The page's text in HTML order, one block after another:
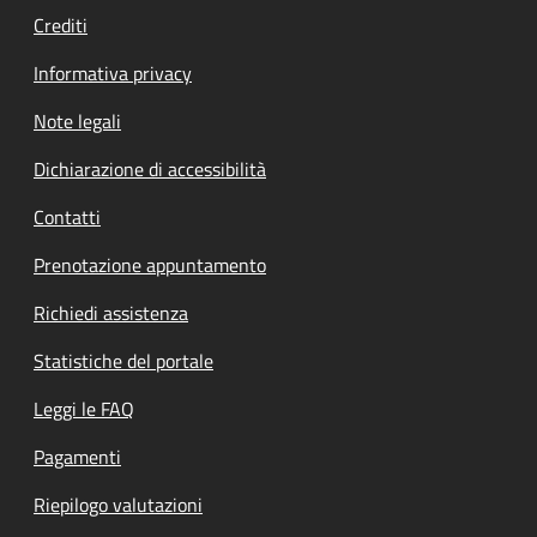
Crediti
Informativa privacy
Note legali
Dichiarazione di accessibilità
Contatti
Prenotazione appuntamento
Richiedi assistenza
Statistiche del portale
Leggi le FAQ
Pagamenti
Riepilogo valutazioni